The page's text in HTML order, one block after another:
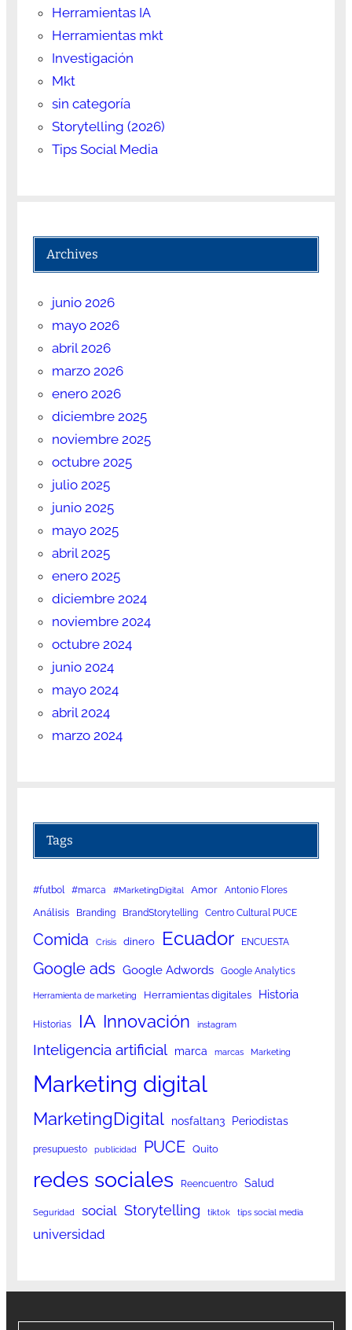
Herramientas IA
Herramientas mkt
Investigación
Mkt
sin categoría
Storytelling (2026)
Tips Social Media
Archives
junio 2026
mayo 2026
abril 2026
marzo 2026
enero 2026
diciembre 2025
noviembre 2025
octubre 2025
julio 2025
junio 2025
mayo 2025
abril 2025
enero 2025
diciembre 2024
noviembre 2024
octubre 2024
junio 2024
mayo 2024
abril 2024
marzo 2024
Tags
#futbol #marca #MarketingDigital Amor Antonio Flores
Análisis Branding BrandStorytelling Centro Cultural PUCE
Comida Crisis dinero Ecuador ENCUESTA
Google ads Google Adwords Google Analytics
Herramienta de marketing Herramientas digitales Historia
Historias IA Innovación instagram
Inteligencia artificial marca marcas Marketing
Marketing digital
MarketingDigital nosfaltan3 Periodistas
presupuesto publicidad PUCE Quito
redes sociales Reencuentro Salud
Seguridad social Storytelling tiktok tips social media
universidad